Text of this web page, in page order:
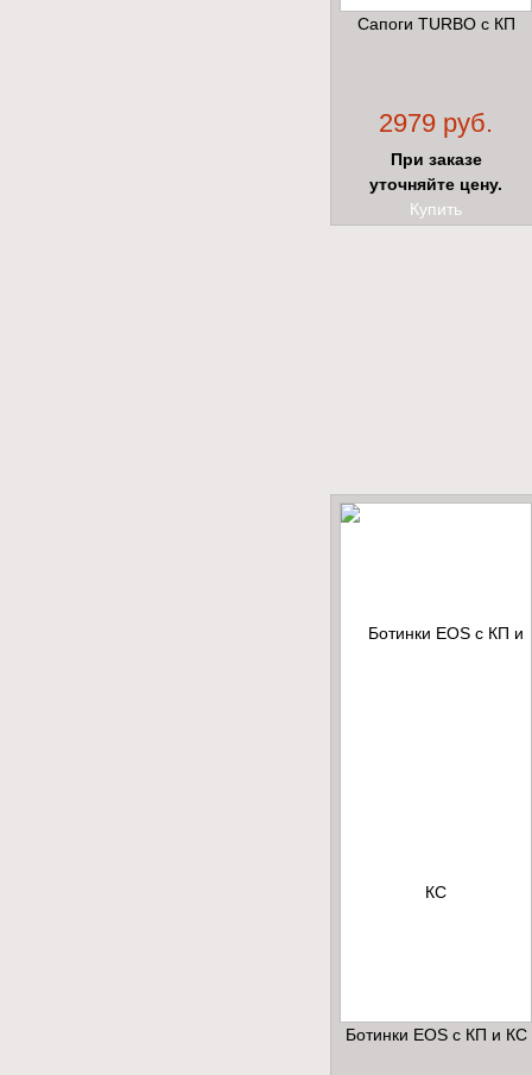
Сапоги TURBO с КП
2979 руб.
При заказе
уточняйте цену.
Купить
Ботинки EOS с КП и КС